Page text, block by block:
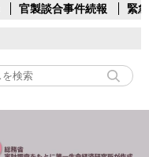
官製談合事件続報 緊